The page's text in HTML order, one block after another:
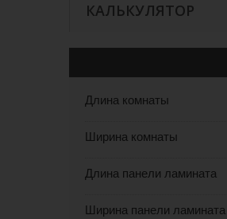
КАЛЬКУЛЯТОР
Длина комнаты
Ширина комнаты
Длина панели ламината
Ширина панели ламината